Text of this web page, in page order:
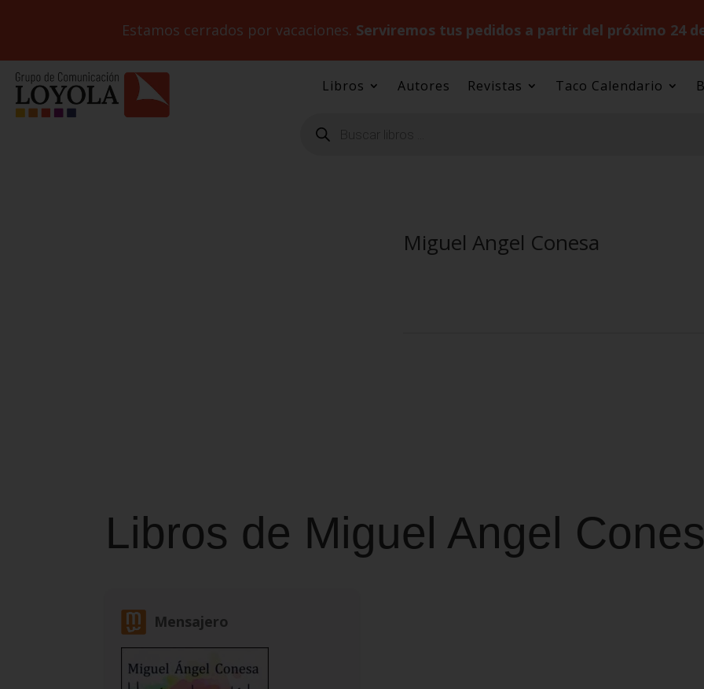
Estamos cerrados por vacaciones. Serviremos tus pedidos a partir del próximo 24
Libros Autores Revistas Taco Calendario
productos
Miguel Angel Conesa
Libros de Miguel Angel
Mensajero